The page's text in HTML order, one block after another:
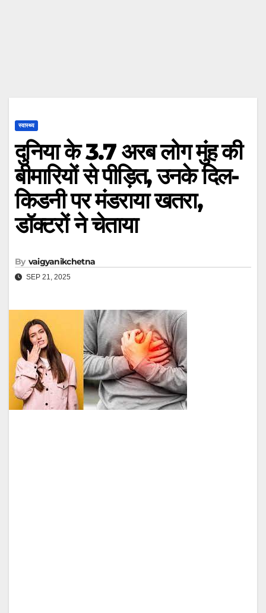
स्वास्थ्य
दुनिया के 3.7 अरब लोग मुंह की
बीमारियों से पीड़ित, उनके दिल-
किडनी पर मंडराया खतरा,
डॉक्टरों ने चेताया
By vaigyanikchetna
SEP 21, 2025